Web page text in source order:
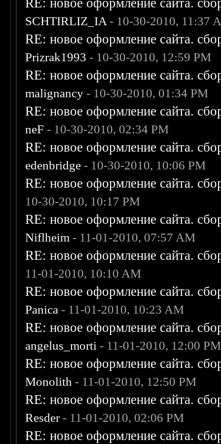
RE: новое оформление сайта.
SCHTIRLIZ_IA - 10-30-2010, 11:37
RE: новое оформление сайта.
Prizrak1993 - 10-30-2010, 12:59 PM
RE: новое оформление сайта.
malignancy - 10-30-2010, 01:34 PM
RE: новое оформление сайта.
neF - 10-30-2010, 02:34 PM
RE: новое оформление сайта.
edenbridge - 10-30-2010, 10:06 PM
RE: новое оформление сайта.
10-30-2010, 10:17 PM
RE: новое оформление сайта.
Niflheim - 11-01-2010, 07:57 AM
RE: новое оформление сайта.
11-01-2010, 10:10 AM
RE: новое оформление сайта.
Panica - 11-01-2010, 10:23 AM
RE: новое оформление сайта.
angelus_morti - 11-01-2010, 12:00 PM
RE: новое оформление сайта.
Monolith - 11-01-2010, 12:50 PM
RE: новое оформление сайта.
Resder- 11-01-2010, 02:06 PM
RE: новое оформление сайта.